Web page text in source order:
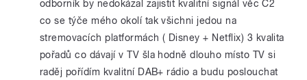
odborník by nedokázal zajistit kvalitní signál věc Č2
co se týče mého okolí tak všichni jedou na
stremovacích platformách ( Disney + Netflix) 3 kvalita
pořadů co dávají v TV šla hodně dlouho místo TV si
raděj pořídím kvalitní DAB+ rádio a budu poslouchat